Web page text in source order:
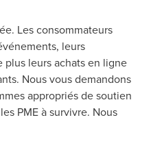
Les consommateurs
leurs
leurs achats en ligne
Nous vous demandons
appropriés de soutien
PME à survivre. Nous